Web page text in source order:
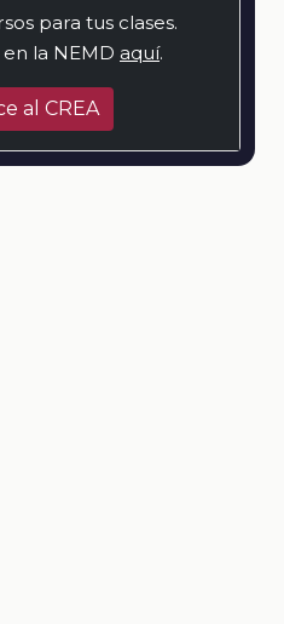
para tus clases.
la NEMD aquí.
al CREA